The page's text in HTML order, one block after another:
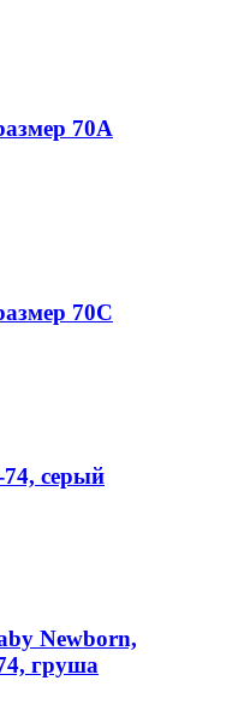
70A
70C
серый
Newborn,
груша